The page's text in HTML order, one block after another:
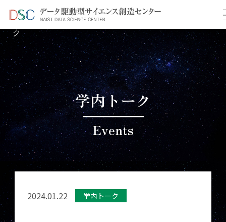
TOP ＞ イベント情報
＞ 1月学内共同研究促進トー
ク
学内トーク
Events
2024.01.22 学内トーク